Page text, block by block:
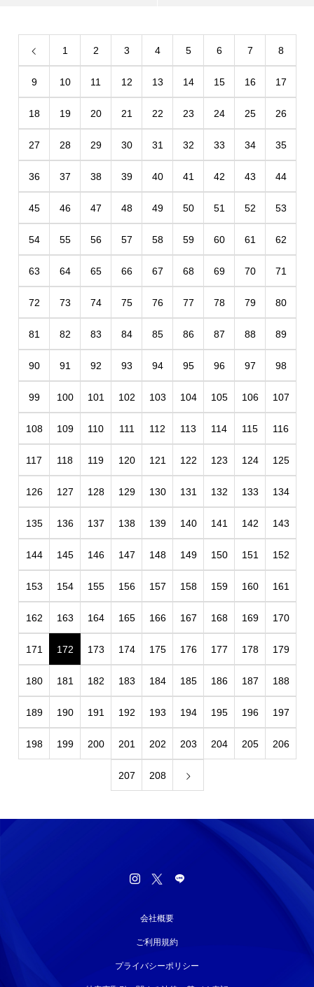
1 2 3 4 5 6 7 8
9 10 11 12 13 14 15 16 17
18 19 20 21 22 23 24 25 26
27 28 29 30 31 32 33 34 35
36 37 38 39 40 41 42 43 44
45 46 47 48 49 50 51 52 53
54 55 56 57 58 59 60 61 62
63 64 65 66 67 68 69 70 71
72 73 74 75 76 77 78 79 80
81 82 83 84 85 86 87 88 89
90 91 92 93 94 95 96 97 98
99 100 101 102 103 104 105 106 107
108 109 110 111 112 113 114 115 116
117 118 119 120 121 122 123 124 125
126 127 128 129 130 131 132 133 134
135 136 137 138 139 140 141 142 143
144 145 146 147 148 149 150 151 152
153 154 155 156 157 158 159 160 161
162 163 164 165 166 167 168 169 170
171 172 173 174 175 176 177 178 179
180 181 182 183 184 185 186 187 188
189 190 191 192 193 194 195 196 197
198 199 200 201 202 203 204 205 206
207 208
会社概要
ご利用規約
プライバシーポリシー